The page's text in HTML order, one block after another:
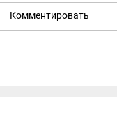
Комментировать